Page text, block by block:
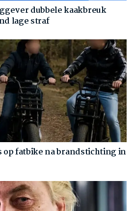
dubbele kaakbreuk
lage straf
fatbike na brandstichting in